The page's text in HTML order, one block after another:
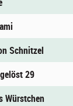
Schnitzel
29
Würstchen